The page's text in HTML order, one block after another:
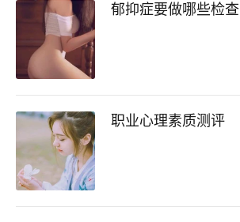
郁抑症要做哪些检查
职业心理素质测评